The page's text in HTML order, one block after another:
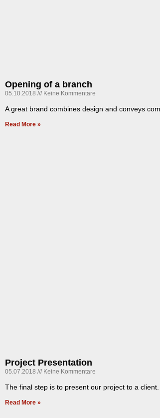
Opening of a branch
05.10.2018 Keine Kommentare
A great brand combines design and conveys
Read More »
Project Presentation
05.07.2018 Keine Kommentare
The final step is to present our project to a
Read More »